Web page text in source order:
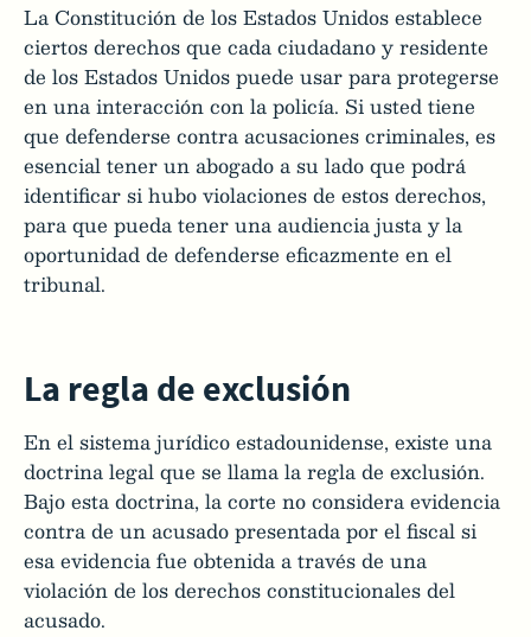
La Constitución de los Estados Unidos establece
ciertos derechos que cada ciudadano y residente
de los Estados Unidos puede usar para protegerse
en una interacción con la policía. Si usted tiene
que defenderse contra acusaciones criminales, es
esencial tener un abogado a su lado que podrá
identificar si hubo violaciones de estos derechos,
para que pueda tener una audiencia justa y la
oportunidad de defenderse eficazmente en el
tribunal.
La regla de exclusión
En el sistema jurídico estadounidense, existe una
doctrina legal que se llama la regla de exclusión.
Bajo esta doctrina, la corte no considera evidencia
contra de un acusado presentada por el fiscal si
esa evidencia fue obtenida a través de una
violación de los derechos constitucionales del
acusado.